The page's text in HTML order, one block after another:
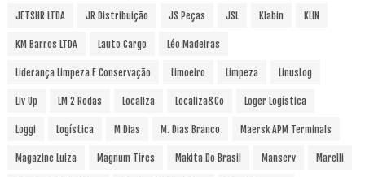
JETSHR LTDA JR Distribuição JS Peças JSL Klabin KLIN
KM Barros LTDA Lauto Cargo Léo Madeiras
Liderança Limpeza E Conservação Limoeiro Limpeza LinusLog
Liv Up LM 2 Rodas Localiza Localiza&Co Loger Logística
Loggi Logística M Dias M. Dias Branco Maersk APM Terminals
Magazine Luiza Magnum Tires Makita Do Brasil Manserv Marelli